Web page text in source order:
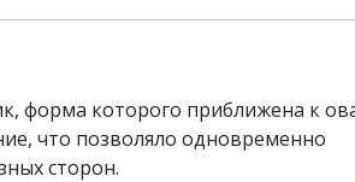
форма которого приближена к
что позволяло одновременно
сторон.